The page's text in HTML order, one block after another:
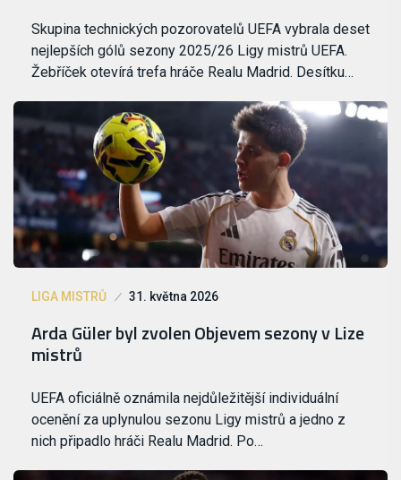
Skupina technických pozorovatelů UEFA vybrala deset
nejlepších gólů sezony 2025/26 Ligy mistrů UEFA.
Žebříček otevírá trefa hráče Realu Madrid. Desítku…
LIGA MISTRŮ 31. května 2026
Arda Güler byl zvolen Objevem sezony v Lize
mistrů
UEFA oficiálně oznámila nejdůležitější individuální
ocenění za uplynulou sezonu Ligy mistrů a jedno z
nich připadlo hráči Realu Madrid. Po…